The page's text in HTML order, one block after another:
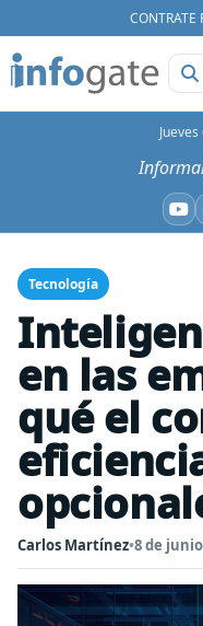
Tecnología
en las
qué el
Carlos Martínez•8 de